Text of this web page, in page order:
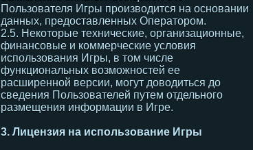
Пользователя Игры производится на основании
данных, предоставленных Оператором.
2.5. Некоторые технические, организационные,
финансовые и коммерческие условия
использования Игры, в том числе
функциональных возможностей ее
расширенной версии, могут доводиться до
сведения Пользователей путем отдельного
размещения информации в Игре.
3. Лицензия на использование Игры